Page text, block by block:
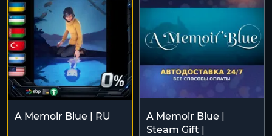
A Memoir Blue | RU
A Memoir Blue |
Steam Gift |